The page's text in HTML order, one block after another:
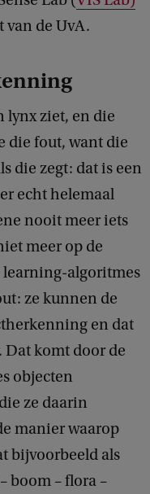
de UvA.
lynx ziet, en die
die fout, want die
die zegt: dat is een
echt helemaal
nooit meer iets
meer op de
learning-algoritmes
ze kunnen de
en dat
Dat komt door de
objecten
ze daarin
manier waarop
bijvoorbeeld als
boom – flora –